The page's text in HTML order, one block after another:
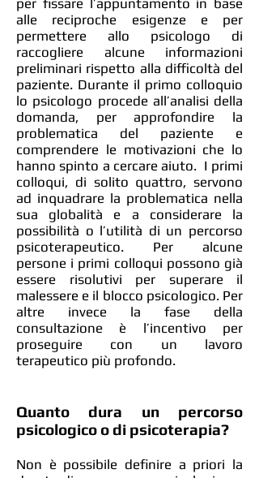
per fissare l’appuntamento in base
alle reciproche esigenze e per
permettere allo psicologo di
raccogliere alcune informazioni
preliminari rispetto alla difficoltà del
paziente. Durante il primo colloquio
lo psicologo procede all’analisi della
domanda, per approfondire la
problematica del paziente e
comprendere le motivazioni che lo
hanno spinto a cercare aiuto. I primi
colloqui, di solito quattro, servono
ad inquadrare la problematica nella
sua globalità e a considerare la
possibilità o l’utilità di un percorso
psicoterapeutico. Per alcune
persone i primi colloqui possono già
essere risolutivi per superare il
malessere e il blocco psicologico. Per
altre invece la fase della
consultazione è l’incentivo per
proseguire con un lavoro
terapeutico più profondo.
Quanto dura un percorso
psicologico o di psicoterapia?
Non è possibile definire a priori la